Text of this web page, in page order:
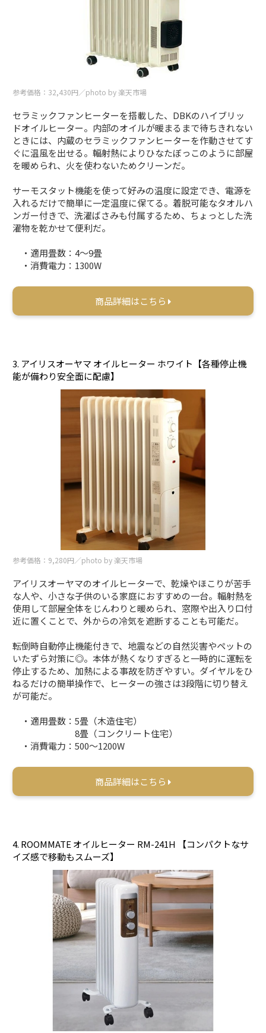
参考価格：32,430円／photo by 楽天市場
セラミックファンヒーターを搭載した、DBKのハイブリッ
ドオイルヒーター。内部のオイルが暖まるまで待ちきれない
ときには、内蔵のセラミックファンヒーターを作動させてす
ぐに温風を出せる。輻射熱によりひなたぼっこのように部屋
を暖められ、火を使わないためクリーンだ。
サーモスタット機能を使って好みの温度に設定でき、電源を
入れるだけで簡単に一定温度に保てる。着脱可能なタオルハ
ンガー付きで、洗濯ばさみも付属するため、ちょっとした洗
濯物を乾かせて便利だ。
・適用畳数：4～9畳
・消費電力：1300W
商品詳細はこちら
3. アイリスオーヤマ オイルヒーター ホワイト【各種停止機
能が備わり安全面に配慮】
参考価格：9,280円／photo by 楽天市場
アイリスオーヤマのオイルヒーターで、乾燥やほこりが苦手
な人や、小さな子供のいる家庭におすすめの一台。輻射熱を
使用して部屋全体をじんわりと暖められ、窓際や出入り口付
近に置くことで、外からの冷気を遮断することも可能だ。
転倒時自動停止機能付きで、地震などの自然災害やペットの
いたずら対策に◎。本体が熱くなりすぎると一時的に運転を
停止するため、加熱による事故を防ぎやすい。ダイヤルをひ
ねるだけの簡単操作で、ヒーターの強さは3段階に切り替え
が可能だ。
・適用畳数：5畳（木造住宅）
8畳（コンクリート住宅）
・消費電力：500～1200W
商品詳細はこちら
4. ROOMMATE オイルヒーター RM-241H 【コンパクトなサ
イズ感で移動もスムーズ】